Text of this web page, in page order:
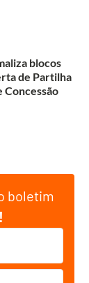
blocos
de Partilha
Concessão
boletim